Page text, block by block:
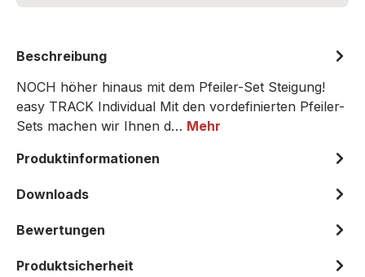
Beschreibung
NOCH höher hinaus mit dem Pfeiler-Set Steigung!
easy TRACK Individual Mit den vordefinierten Pfeiler-
Sets machen wir Ihnen d… Mehr
Produktinformationen
Downloads
Bewertungen
Produktsicherheit